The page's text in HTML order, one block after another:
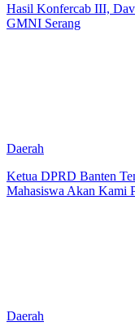
Hasil Konfercab III,
GMNI Serang
Daerah
Ketua DPRD Banten
Mahasiswa Akan Kami
Daerah